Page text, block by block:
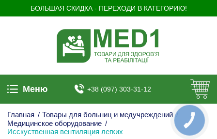
БОЛЬШАЯ СКИДКА - ПЕРЕХОДИ В КАТЕГОРИЮ!
Меню +38 (097) 303-31-12
Главная / Товары для больниц и медучреждений /
Медицинское оборудование /
Исскуственная вентиляция легких
КНОПКА
ЗВ'ЯЗКУ